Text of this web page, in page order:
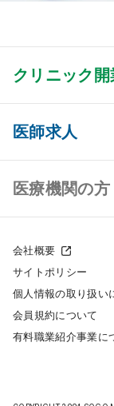
クリニック開
クリニック開業
クリニック物件
クリニックの開
クリニック開業
開業支援事例
医師求人
医師求人 TOP
常勤求人検索
非常勤求人検索
スポット求人検
医療機関の方
採用をお考えの
会社概要
サイトポリシー
個人情報の取り扱い
会員規約について
有料職業紹介事業に